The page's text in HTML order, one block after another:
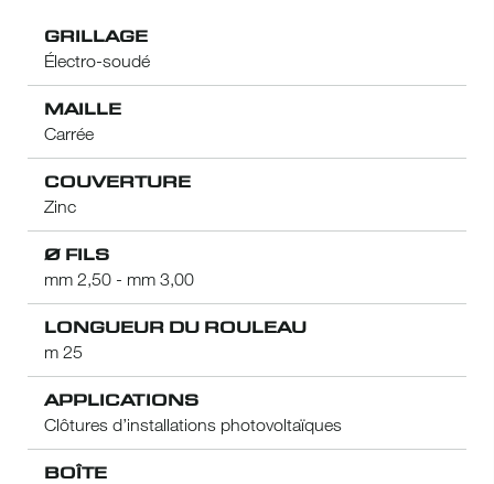
GRILLAGE
Électro-soudé
MAILLE
Carrée
COUVERTURE
Zinc
Ø FILS
mm 2,50 - mm 3,00
LONGUEUR DU ROULEAU
m 25
APPLICATIONS
Clôtures d’installations photovoltaïques
BOÎTE